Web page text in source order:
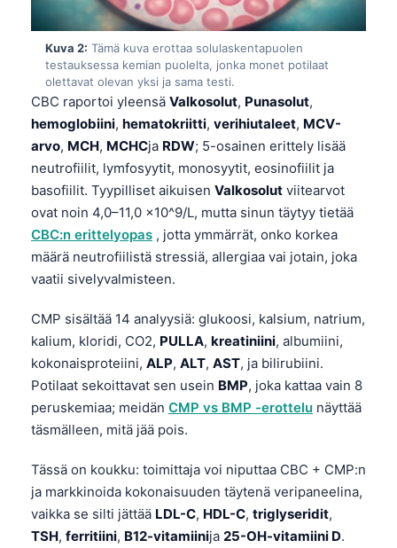
Kuva 2: Tämä kuva erottaa solulaskentapuolen
testauksessa kemian puolelta, jonka monet potilaat
olettavat olevan yksi ja sama testi.
CBC raportoi yleensä Valkosolut, Punasolut,
hemoglobiini, hematokriitti, verihiutaleet, MCV-
arvo, MCH, MCHCja RDW; 5-osainen erittely lisää
neutrofiilit, lymfosyytit, monosyytit, eosinofiilit ja
basofiilit. Tyypilliset aikuisen Valkosolut viitearvot
ovat noin 4,0–11,0 ×10^9/L, mutta sinun täytyy tietää
CBC:n erittelyopas , jotta ymmärrät, onko korkea
määrä neutrofiilistä stressiä, allergiaa vai jotain, joka
vaatii sivelyvalmisteen.
CMP sisältää 14 analyysiä: glukoosi, kalsium, natrium,
kalium, kloridi, CO2, PULLA, kreatiniini, albumiini,
kokonaisproteiini, ALP, ALT, AST, ja bilirubiini.
Potilaat sekoittavat sen usein BMP, joka kattaa vain 8
peruskemiaa; meidän CMP vs BMP -erottelu näyttää
täsmälleen, mitä jää pois.
Tässä on koukku: toimittaja voi niputtaa CBC + CMP:n
ja markkinoida kokonaisuuden täytenä veripaneelina,
vaikka se silti jättää LDL-C, HDL-C, triglyseridit,
TSH, ferritiini, B12-vitamiinija 25-OH-vitamiini D.